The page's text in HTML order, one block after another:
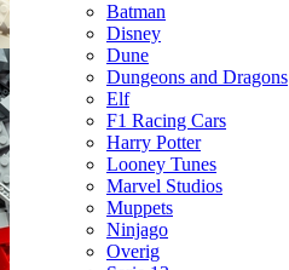
Batman
Disney
Dune
Dungeons and Dragons
Elf
F1 Racing Cars
Harry Potter
Looney Tunes
Marvel Studios
Muppets
Ninjago
Overig